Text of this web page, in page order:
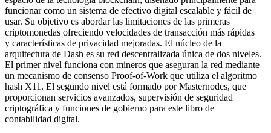
funcionar como un sistema de efectivo digital escalable y fácil de
usar. Su objetivo es abordar las limitaciones de las primeras
criptomonedas ofreciendo velocidades de transacción más rápidas
y características de privacidad mejoradas. El núcleo de la
arquitectura de Dash es su red descentralizada única de dos niveles.
El primer nivel funciona con mineros que aseguran la red mediante
un mecanismo de consenso Proof-of-Work que utiliza el algoritmo
hash X11. El segundo nivel está formado por Masternodes, que
proporcionan servicios avanzados, supervisión de seguridad
criptográfica y funciones de gobierno para este libro de
contabilidad digital.